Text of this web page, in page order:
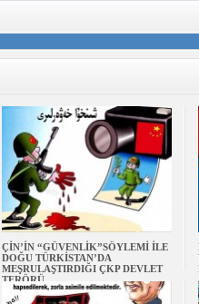
ÇİN’İN “GÜVENLİK”SÖYLEMİ İLE
DOĞU TÜRKİSTAN’DA
MEŞRULAŞTIRDIĞI ÇKP DEVLET
TERÖRÜ